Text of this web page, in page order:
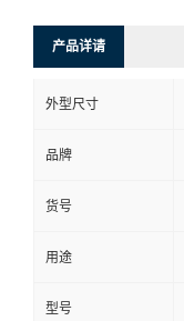
产品详请
外型尺寸
品牌
货号
用途
型号